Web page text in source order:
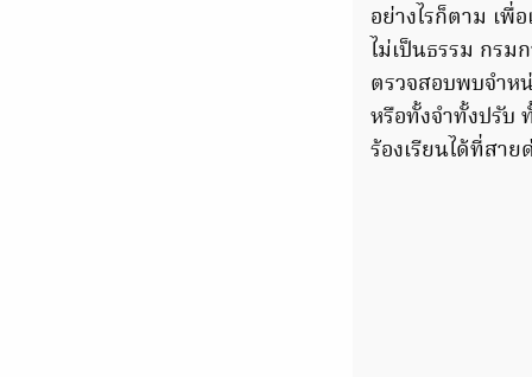
อย่างไรก็ตาม เพื่
ไม่เป็นธรรม กรม
ตรวจสอบพบจำห
หรือทั้งจำทั้งปรับ
ร้องเรียนได้ที่สา